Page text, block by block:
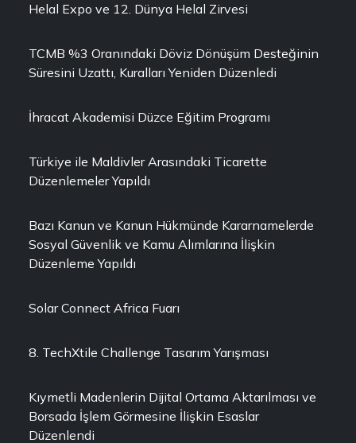
Helal Expo ve 12. Dünya Helal Zirvesi
TCMB %3 Oranındaki Döviz Dönüşüm Desteğinin
Süresini Uzattı, Kuralları Yeniden Düzenledi
İhracat Akademisi Düzce Eğitim Programı
Türkiye ile Maldivler Arasındaki Ticarette
Düzenlemeler Yapıldı
Bazı Kanun ve Kanun Hükmünde Kararnamelerde
Sosyal Güvenlik ve Kamu Alımlarına İlişkin
Düzenleme Yapıldı
Solar Connect Africa Fuarı
8. TechXtile Challenge Tasarım Yarışması
Kıymetli Madenlerin Dijital Ortama Aktarılması ve
Borsada İşlem Görmesine İlişkin Esaslar
Düzenlendi